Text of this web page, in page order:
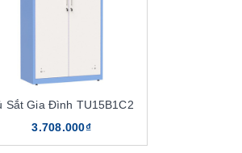
cấp. Lớp sơn tĩnh điện dễ dàng gia
tủ gỗ thông thường.
gian phòng ngủ. Thiết kế tủ thông minh,
kế dạng cánh mở, cánh lùa hay hộc có
có thể lắp đặt cho nhiều không
Sắt Gia Đình TU15B1C2
3.708.000₫